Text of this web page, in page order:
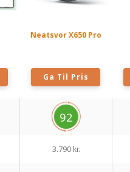
Neatsvor X650 Pro
Ga Til Pris
92
3.790 kr.